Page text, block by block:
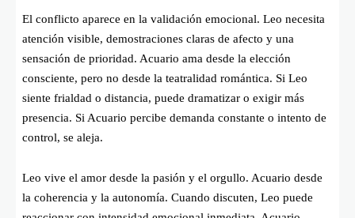
El conflicto aparece en la validación emocional. Leo necesita
atención visible, demostraciones claras de afecto y una
sensación de prioridad. Acuario ama desde la elección
consciente, pero no desde la teatralidad romántica. Si Leo
siente frialdad o distancia, puede dramatizar o exigir más
presencia. Si Acuario percibe demanda constante o intento de
control, se aleja.
Leo vive el amor desde la pasión y el orgullo. Acuario desde
la coherencia y la autonomía. Cuando discuten, Leo puede